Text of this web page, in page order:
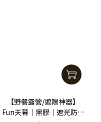
【野餐露營/遮陽神器】
Fun天幕｜黑膠｜遮光防曬